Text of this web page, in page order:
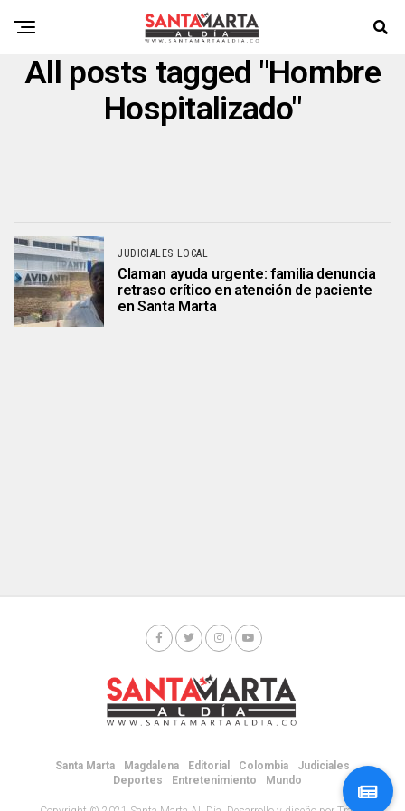
All posts tagged "Hombre
Hospitalizado"
JUDICIALES LOCAL
Claman ayuda urgente: familia denuncia
retraso crítico en atención de paciente
en Santa Marta
Santa Marta Magdalena Editorial Colombia
Judiciales
Deportes
Entretenimiento Mundo